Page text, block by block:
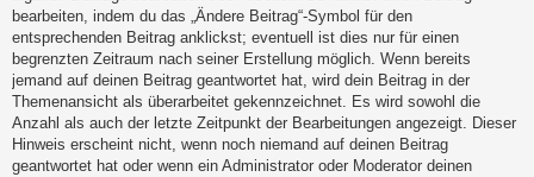
bearbeiten, indem du das „Ändere Beitrag“-Symbol für den
entsprechenden Beitrag anklickst; eventuell ist dies nur für einen
begrenzten Zeitraum nach seiner Erstellung möglich. Wenn bereits
jemand auf deinen Beitrag geantwortet hat, wird dein Beitrag in der
Themenansicht als überarbeitet gekennzeichnet. Es wird sowohl die
Anzahl als auch der letzte Zeitpunkt der Bearbeitungen angezeigt. Dieser
Hinweis erscheint nicht, wenn noch niemand auf deinen Beitrag
geantwortet hat oder wenn ein Administrator oder Moderator deinen